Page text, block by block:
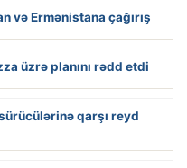
və Ermənistana çağırış
üzrə planını rədd etdi
qarşı reyd